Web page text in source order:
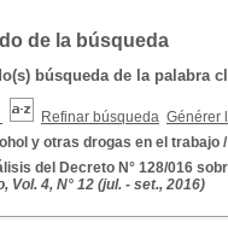
de la búsqueda
búsqueda de la palabra
Refinar búsqueda Générer
y otras drogas en el trabajo
del Decreto N° 128/016
Vol. 4, N° 12 (jul. - set., 2016)